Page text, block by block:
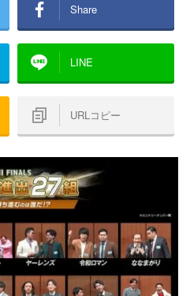
Share
LINE
URLコピー